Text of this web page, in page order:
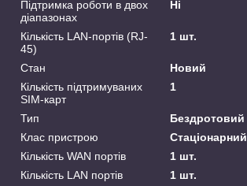
Підтримка роботи в двох
діапазонах
Ні
Кількість LAN-портів (RJ-
45)
1 шт.
Стан
Новий
Кількість підтримуваних
SIM-карт
1
Тип
Бездротовий
Клас пристрою
Стаціонарний
Кількість WAN портів
1 шт.
Кількість LAN портів
1 шт.